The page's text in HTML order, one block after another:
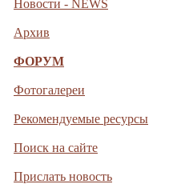
Новости - NEWS
Архив
ФОРУМ
Фотогалереи
Рекомендуемые ресурсы
Поиск на сайте
Прислать новость